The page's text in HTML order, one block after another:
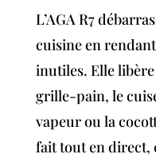
L’AGA R7
cuisine en
inutiles. Elle
grille-pain, le
vapeur ou la
fait tout en direct,